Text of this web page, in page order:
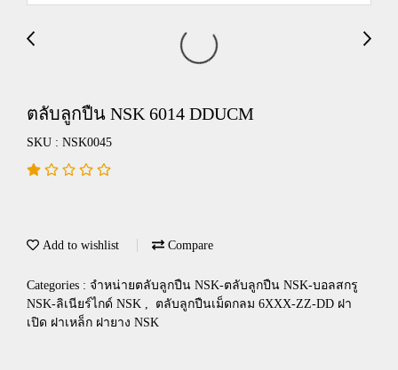
ตลับลูกปืน NSK 6014 DDUCM
SKU : NSK0045
Add to wishlist Compare
Categories : จำหน่ายตลับลูกปืน NSK-ตลับลูกปืน NSK-บอลสกรู
NSK-ลิเนียร์ไกด์ NSK ,
ตลับลูกปืนเม็ดกลม 6XXX-ZZ-DD ฝา
เปิด ฝาเหล็ก ฝายาง NSK